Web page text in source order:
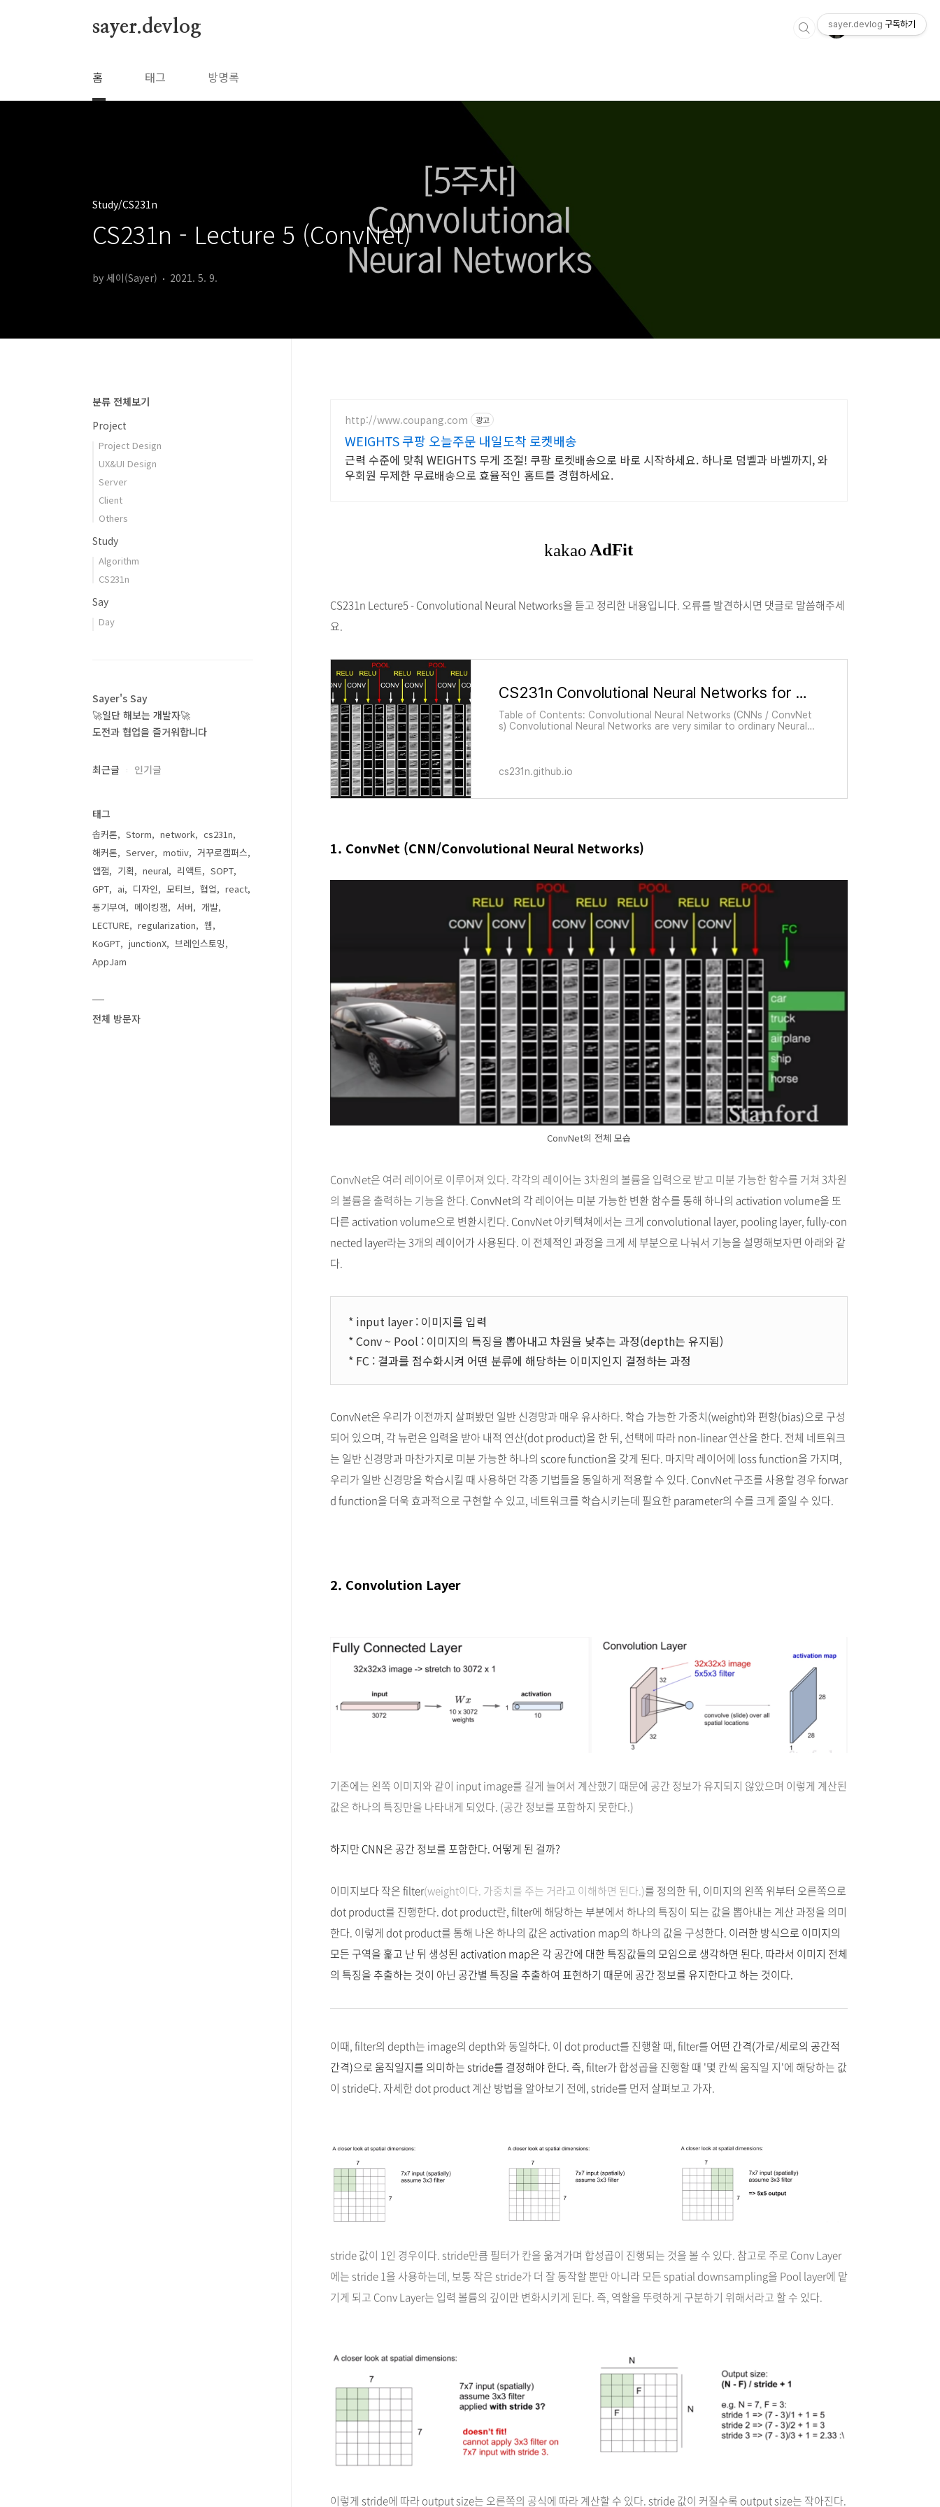
sayer.devlog
홈 태그 방명록
Study/CS231n
CS231n - Lecture 5 (ConvNet)
by 세이(Sayer) 2021. 5. 9.
http://www.coupang.com 광고
WEIGHTS 쿠팡 오늘주문 내일도착 로켓배송
근력 수준에 맞춰 WEIGHTS 무게 조절! 쿠팡 로켓배송으로 바로 시작하세요. 하나로 덤벨과 바벨까지, 와
우회원 무제한 무료배송으로 효율적인 홈트를 경험하세요.
CS231n Lecture5 - Convolutional Neural Networks을 듣고 정리한 내용입니다. 오류를 발견하시면 댓글로 말씀해주세
요.
CS231n Convolutional Neural Networks for Visual Recognition
Table of Contents: Convolutional Neural Networks (CNNs / ConvNet
s) Convolutional Neural Networks are very similar to ordinary Neural
cs231n.github.io
1. ConvNet (CNN/Convolutional Neural Networks)
ConvNet의 전체 모습
ConvNet은 여러 레이어로 이루어져 있다. 각각의 레이어는 3차원의 볼륨을 입력으로 받고 미분 가능한 함수를 거쳐 3차원
의 볼륨을 출력하는 기능을 한다. ConvNet의 각 레이어는 미분 가능한 변환 함수를 통해 하나의 activation volume을 또
다른 activation volume으로 변환시킨다. ConvNet 아키텍쳐에서는 크게 convolutional layer, pooling layer, fully-con
nected layer라는 3개의 레이어가 사용된다. 이 전체적인 과정을 크게 세 부분으로 나눠서 기능을 설명해보자면 아래와 같
다.
* input layer : 이미지를 입력
* Conv ~ Pool : 이미지의 특징을 뽑아내고 차원을 낮추는 과정(depth는 유지됨)
* FC : 결과를 점수화시켜 어떤 분류에 해당하는 이미지인지 결정하는 과정
ConvNet은 우리가 이전까지 살펴봤던 일반 신경망과 매우 유사하다. 학습 가능한 가중치(weight)와 편향(bias)으로 구성
되어 있으며, 각 뉴런은 입력을 받아 내적 연산(dot product)을 한 뒤, 선택에 따라 non-linear 연산을 한다. 전체 네트워크
는 일반 신경망과 마찬가지로 미분 가능한 하나의 score function을 갖게 된다. 마지막 레이어에 loss function을 가지며,
우리가 일반 신경망을 학습시킬 때 사용하던 각종 기법들을 동일하게 적용할 수 있다. ConvNet 구조를 사용할 경우 forwar
d function을 더욱 효과적으로 구현할 수 있고, 네트워크를 학습시키는데 필요한 parameter의 수를 크게 줄일 수 있다.
2. Convolution Layer
기존에는 왼쪽 이미지와 같이 input image를 길게 늘여서 계산했기 때문에 공간 정보가 유지되지 않았으며 이렇게 계산된
값은 하나의 특징만을 나타내게 되었다. (공간 정보를 포함하지 못한다.)
하지만 CNN은 공간 정보를 포함한다. 어떻게 된 걸까?
이미지보다 작은 filter(weight이다. 가중치를 주는 거라고 이해하면 된다.)를 정의한 뒤, 이미지의 왼쪽 위부터 오른쪽으로
dot product를 진행한다. dot product란, filter에 해당하는 부분에서 하나의 특징이 되는 값을 뽑아내는 계산 과정을 의미
한다. 이렇게 dot product를 통해 나온 하나의 값은 activation map의 하나의 값을 구성한다. 이러한 방식으로 이미지의
모든 구역을 훑고 난 뒤 생성된 activation map은 각 공간에 대한 특징값들의 모임으로 생각하면 된다. 따라서 이미지 전체
의 특징을 추출하는 것이 아닌 공간별 특징을 추출하여 표현하기 때문에 공간 정보를 유지한다고 하는 것이다.
이때, filter의 depth는 image의 depth와 동일하다. 이 dot product를 진행할 때, filter를 어떤 간격(가로/세로의 공간적
간격)으로 움직일지를 의미하는 stride를 결정해야 한다. 즉, filter가 합성곱을 진행할 때 '몇 칸씩 움직일 지'에 해당하는 값
이 stride다. 자세한 dot product 계산 방법을 알아보기 전에, stride를 먼저 살펴보고 가자.
stride 값이 1인 경우이다. stride만큼 필터가 칸을 옮겨가며 합성곱이 진행되는 것을 볼 수 있다. 참고로 주로 Conv Layer
에는 stride 1을 사용하는데, 보통 작은 stride가 더 잘 동작할 뿐만 아니라 모든 spatial downsampling을 Pool layer에 맡
기게 되고 Conv Layer는 입력 볼륨의 깊이만 변화시키게 된다. 즉, 역할을 뚜렷하게 구분하기 위해서라고 할 수 있다.
이렇게 stride에 따라 output size는 오른쪽의 공식에 따라 계산할 수 있다. stride 값이 커질수록 output size는 작아진다.
분류 전체보기
Project
Project Design
UX&UI Design
Server
Client
Others
Study
Algorithm
CS231n
Say
Day
Sayer's Say
🚀일단 해보는 개발자🚀
도전과 협업을 즐거워합니다
최근글 인기글
태그
솝커톤 Storm network
cs231n
해커톤
Server motiiv
거꾸로캠퍼스
앱잼
기획 neural 리액트
SOPT
GPT
ai 디자인 모티브 협업
react
동기부여
메이킹잼 서버
개발
LECTURE
regularization
웹
KoGPT
junctionX
브레인스토밍
AppJam
전체 방문자
sayer.devlog 구독하기